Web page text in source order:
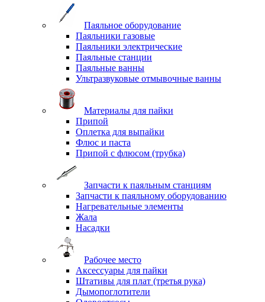
Паяльное оборудование
Паяльники газовые
Паяльники электрические
Паяльные станции
Паяльные ванны
Ультразвуковые отмывочные ванны
Материалы для пайки
Припой
Оплетка для выпайки
Флюс и паста
Припой с флюсом (трубка)
Запчасти к паяльным станциям
Запчасти к паяльному оборудованию
Нагревательные элементы
Жала
Насадки
Рабочее место
Аксессуары для пайки
Штативы для плат (третья рука)
Дымопоглотители